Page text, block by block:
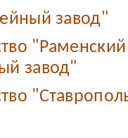
завод"
"Раменский
завод"